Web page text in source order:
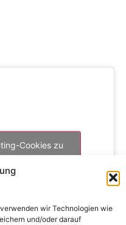
wir Technologien wie
und/oder darauf
Cookies zu